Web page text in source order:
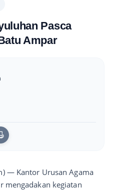
Pasca
Ampar
— Kantor Urusan Agama
mengadakan kegiatan